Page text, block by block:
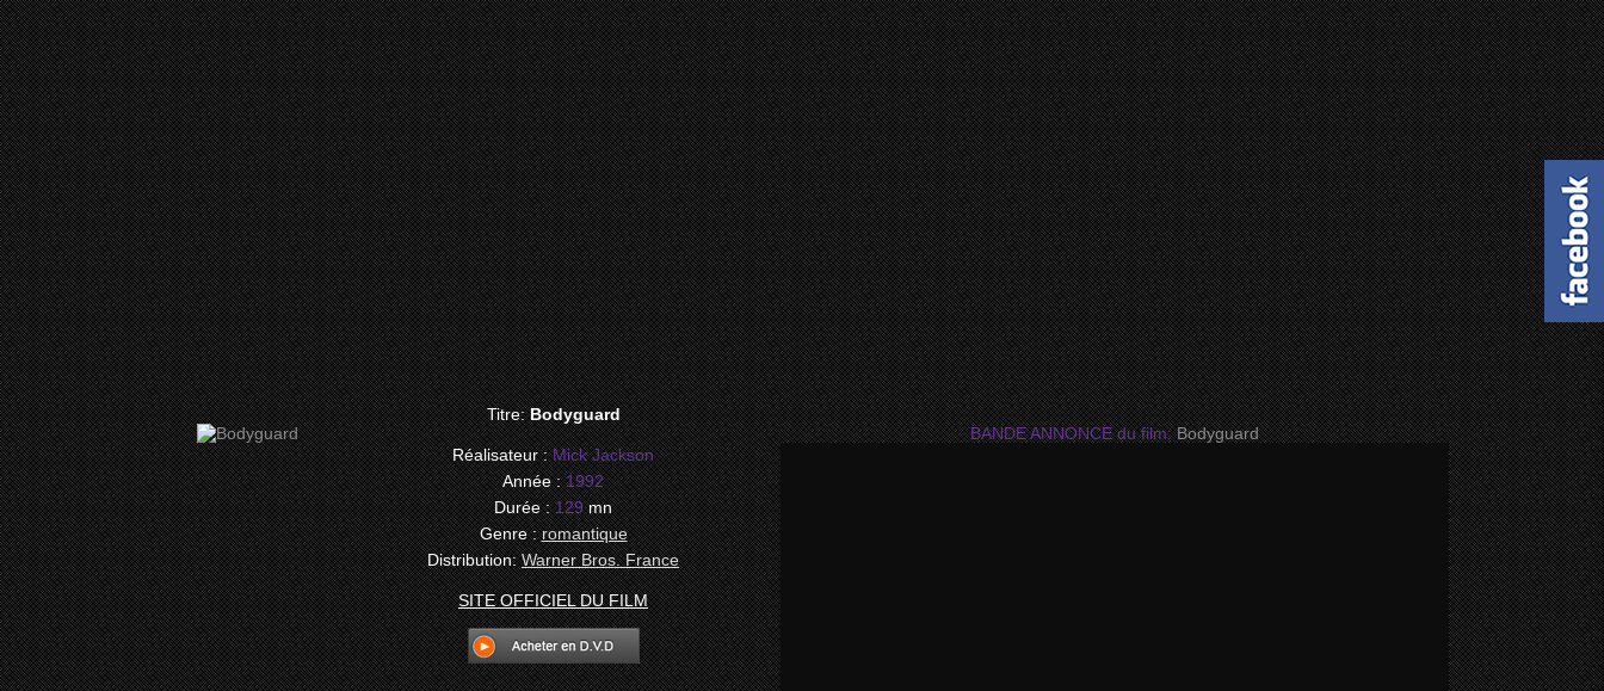
Titre:Bodyguard
Réalisateur :Mick Jackson
Année :1992
Durée :129mn
Genre :romantique
Distribution: Warner Bros. France
SITE OFFICIEL DU FILM
BANDE ANNONCE du film:Bodyguard